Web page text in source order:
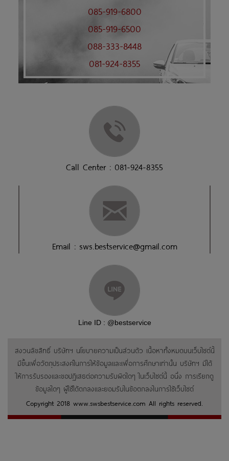
085-919-6800
085-919-6500
088-333-8448
081-924-8355
Call Center : 081-924-8355
Email : sws.bestservice@gmail.com
Line ID : @bestservice
สงวนลิขสิทธิ์ บริษัทฯ นโยบายความเป็นส่วนตัว เนื้อหาทั้งหมดบนเว็บไซต์นี้
มีขึ้นเพื่อวัตถุประสงค์ในการให้ข้อมูลและเพื่อการศึกษาเท่านั้น บริษัทฯ มิได้
ให้การรับรองและขอปฏิเสธต่อความรับผิดใดๆ ในเว็บไซต์นี้ อนึ่ง การเรียกดู
ข้อมูลใดๆ ผู้ใช้ได้ตกลงและยอมรับในข้อตกลงในการใช้เว็บไซต์
Copyright 2018 www.swsbestservice.com All rights reserved.